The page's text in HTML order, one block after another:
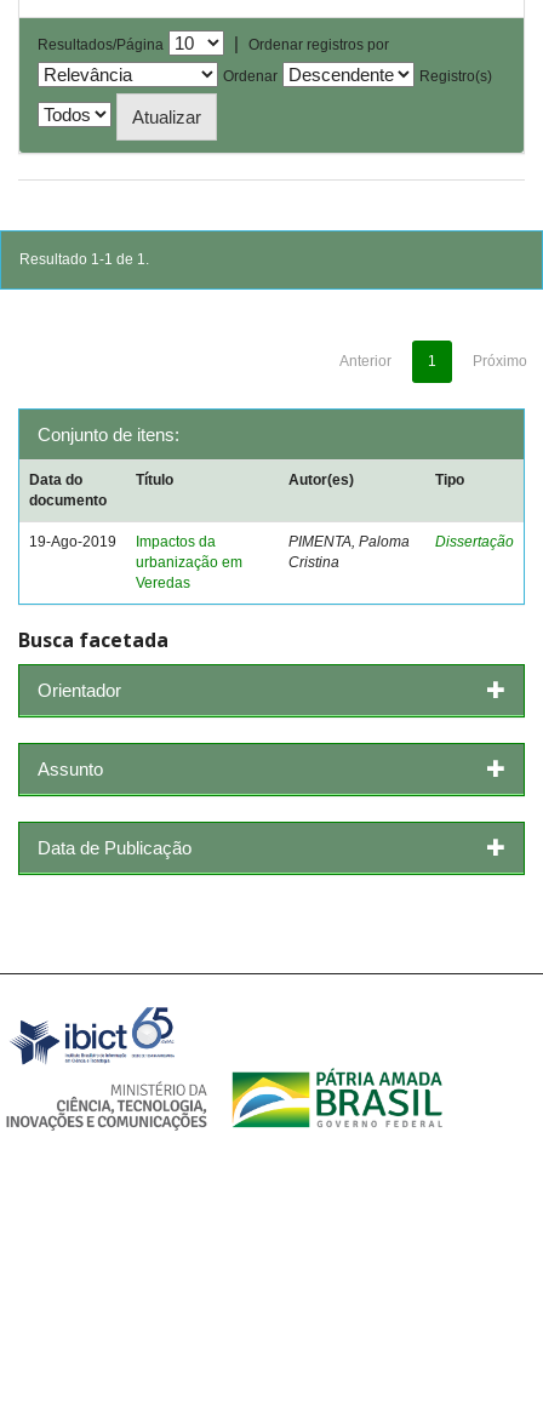
Resultados/Página |
Ordenar registros por
Ordenar
Registro(s)
Resultado 1-1 de 1.
Anterior 1 Próximo
Conjunto de itens:
Data do
documento
Título Autor(es) Tipo
19-Ago-2019
Impactos da
urbanização em
Veredas
PIMENTA, Paloma
Cristina
Dissertação
Busca facetada
Orientador
Assunto
Data de Publicação